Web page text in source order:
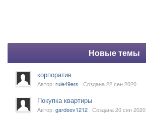
Новые темы
корпоратив
Автор: rule49ers · Создана22 сен 2020
Покупка квартиры
Автор: gardeev1212 · Создана20 сен 2020